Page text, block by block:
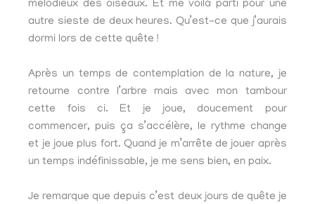
mélodieux des oiseaux. Et me voilà parti pour une
autre sieste de deux heures. Qu’est-ce que j’aurais
dormi lors de cette quête !
Après un temps de contemplation de la nature, je
retourne contre l’arbre mais avec mon tambour
cette fois ci. Et je joue, doucement pour
commencer, puis ça s’accélère, le rythme change
et je joue plus fort. Quand je m’arrête de jouer après
un temps indéfinissable, je me sens bien, en paix.
Je remarque que depuis c’est deux jours de quête je